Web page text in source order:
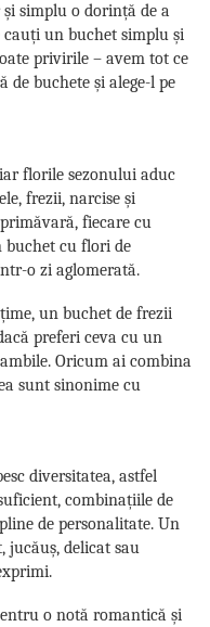
simplu o dorință de a
un buchet simplu și
privirile – avem tot ce
de buchete și alege-l pe
florile sezonului aduc
frezii, narcise și
fiecare cu
buchet cu flori de
o zi aglomerată.
un buchet de frezii
preferi ceva cu un
Oricum ai combina
sunt sinonime cu
diversitatea, astfel
combinațiile de
de personalitate. Un
jucăuș, delicat sau
o notă romantică și